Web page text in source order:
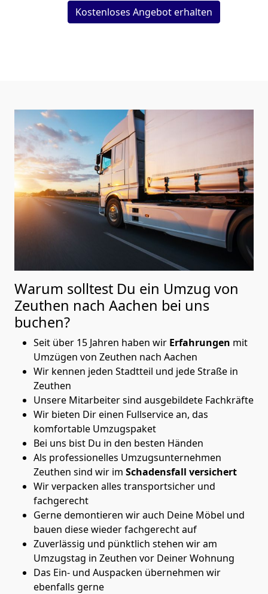
Kostenloses Angebot erhalten
Warum solltest Du ein Umzug von
Zeuthen nach Aachen bei uns
buchen?
Seit über 15 Jahren haben wir Erfahrungen mit
Umzügen von Zeuthen nach Aachen
Wir kennen jeden Stadtteil und jede Straße in
Zeuthen
Unsere Mitarbeiter sind ausgebildete Fachkräfte
Wir bieten Dir einen Fullservice an, das
komfortable Umzugspaket
Bei uns bist Du in den besten Händen
Als professionelles Umzugsunternehmen
Zeuthen sind wir im Schadensfall versichert
Wir verpacken alles transportsicher und
fachgerecht
Gerne demontieren wir auch Deine Möbel und
bauen diese wieder fachgerecht auf
Zuverlässig und pünktlich stehen wir am
Umzugstag in Zeuthen vor Deiner Wohnung
Das Ein- und Auspacken übernehmen wir
ebenfalls gerne